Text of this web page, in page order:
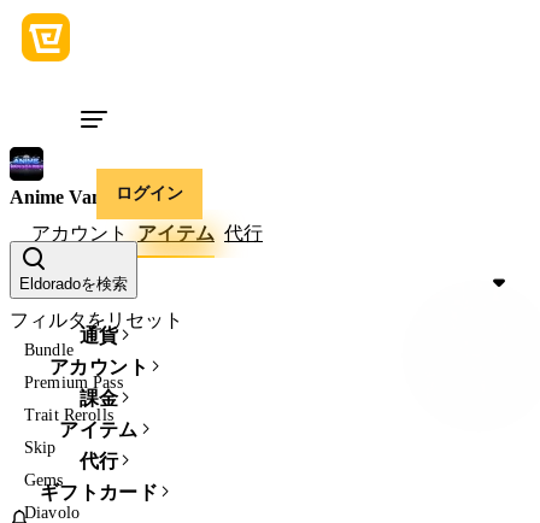
ログイン
Eldoradoを検索
通貨
アカウント
課金
アイテム
代行
ギフトカード
Anime Vanguards
アカウント
アイテム 代行
価格
フィルタをリセット
Bundle
Premium Pass
Trait Rerolls
Skip
Gems
Diavolo